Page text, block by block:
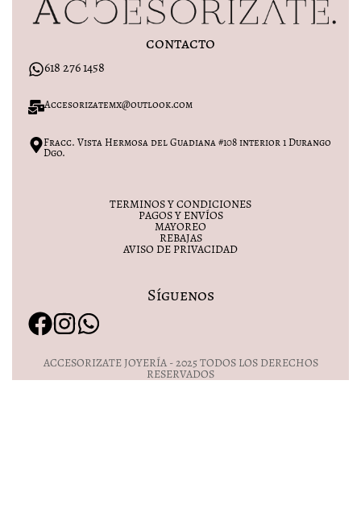
contacto
618 276 1458
Accesorizatemx@outlook.com
Fracc. Vista Hermosa del Guadiana #108 interior 1 Durango
Dgo.
TERMINOS Y CONDICIONES
PAGOS Y ENVÍOS
MAYOREO
REBAJAS
AVISO DE PRIVACIDAD
Síguenos
ACCESORIZATE JOYERÍA - 2025 TODOS LOS DERECHOS
RESERVADOS